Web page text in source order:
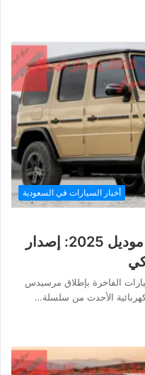
أخبار السيارات في السعودية
مرسيدس جي كلاس G580 موديل 2025: إصدار
الفاخرة بإطلاق مرسيدس